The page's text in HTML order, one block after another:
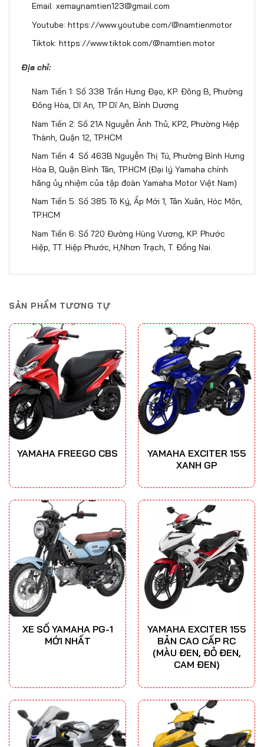
Email: xemaynamtien123@gmail.com
Youtube:https://www.youtube.com/@namtienmotor
Tiktok:https://www.tiktok.com/@namtien.motor
Địa chỉ:
Nam Tiến 1: Số 338 Trần Hưng Đạo, KP. Đông B, Phường
Đông Hòa, Dĩ An, TP Dĩ An, Bình Dương
Nam Tiến 2: Số 21A Nguyễn Ảnh Thủ, KP2, Phường Hiệp
Thành, Quận 12, TP.HCM
Nam Tiến 4: Số 463B Nguyễn Thị Tú, Phường Bình Hưng
Hòa B, Quận Bình Tân, TP.HCM (Đại lý Yamaha chính
hãng ủy nhiệm của tập đoàn Yamaha Motor Việt Nam)
Nam Tiến 5: Số 385 Tô Ký, Ấp Mới 1, Tân Xuân, Hóc Môn,
TP.HCM
Nam Tiến 6: Số 720 Đường Hùng Vương, KP. Phước
Hiệp, TT. Hiệp Phước, H,Nhơn Trạch, T. Đồng Nai​​​.
SẢN PHẨM TƯƠNG TỰ
YAMAHA FREEGO CBS
YAMAHA EXCITER 155
XANH GP
XE SỐ YAMAHA PG-1
MỚI NHẤT
YAMAHA EXCITER 155
BẢN CAO CẤP RC
(MÀU ĐEN, ĐỎ ĐEN,
CAM ĐEN)